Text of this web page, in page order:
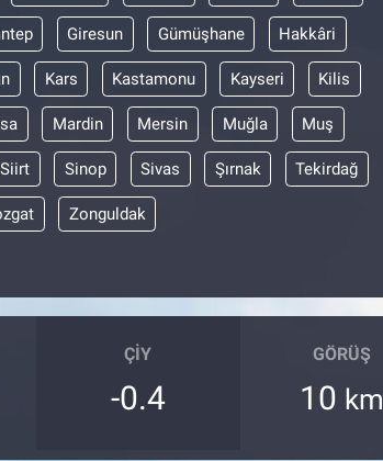
Giresun Gümüşhane Hakkâri
Kars Kastamonu Kayseri Kilis
Mardin Mersin Muğla Muş
Siirt Sinop Sivas Şırnak Tekirdağ
Zonguldak
ÇIY
-0.4
GÖRÜŞ
10 km